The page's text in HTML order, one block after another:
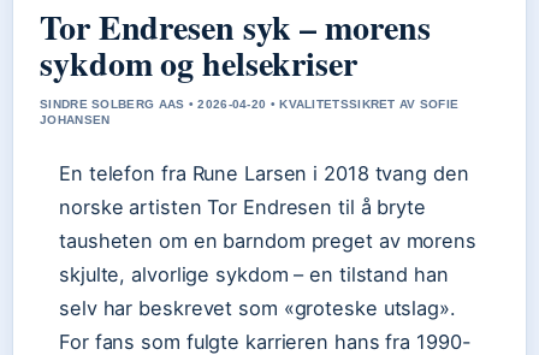
Tor Endresen syk – morens
sykdom og helsekriser
SINDRE SOLBERG AAS • 2026-04-20 • KVALITETSSIKRET AV SOFIE
JOHANSEN
En telefon fra Rune Larsen i 2018 tvang den
norske artisten Tor Endresen til å bryte
tausheten om en barndom preget av morens
skjulte, alvorlige sykdom – en tilstand han
selv har beskrevet som «groteske utslag».
For fans som fulgte karrieren hans fra 1990-